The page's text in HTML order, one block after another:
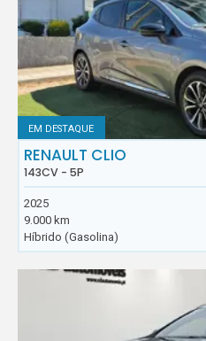
EM DESTAQUE
RENAULT CLIO
143CV - 5P
2025
9.000 km
Híbrido (Gasolina)